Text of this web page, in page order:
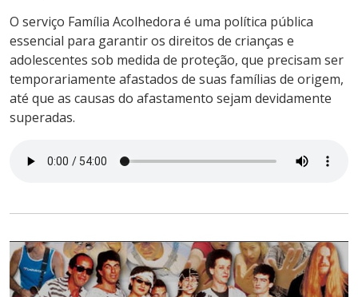
O serviço Família Acolhedora é uma política pública
essencial para garantir os direitos de crianças e
adolescentes sob medida de proteção, que precisam ser
temporariamente afastados de suas famílias de origem,
até que as causas do afastamento sejam devidamente
superadas.